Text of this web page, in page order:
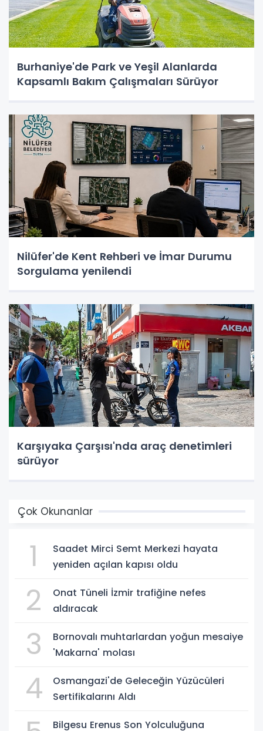
Burhaniye'de Park ve Yeşil Alanlarda
Kapsamlı Bakım Çalışmaları Sürüyor
Nilüfer'de Kent Rehberi ve İmar Durumu
Sorgulama yenilendi
Karşıyaka Çarşısı'nda araç denetimleri
sürüyor
Çok Okunanlar
1
Saadet Mirci Semt Merkezi hayata
yeniden açılan kapısı oldu
2
Onat Tüneli İzmir trafiğine nefes
aldıracak
3
Bornovalı muhtarlardan yoğun mesaiye
'Makarna' molası
4
Osmangazi'de Geleceğin Yüzücüleri
Sertifikalarını Aldı
Bilgesu Erenus Son Yolculuğuna